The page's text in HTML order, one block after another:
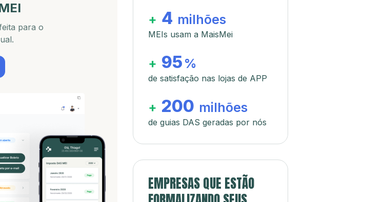
para o
+ 4 milhões
MEIs usam a MaisMei
+ 95 %
de satisfação nas lojas de APP
+ 200 milhões
de guias DAS geradas por nós
EMPRESAS QUE ESTÃO